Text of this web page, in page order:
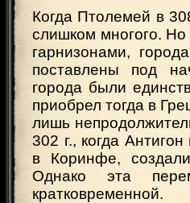
Когда Птолемей в
слишком многого. Но
гарнизонами,
поставлены под
города были
приобрел тогда в
лишь
302 г., когда
в Коринфе,
Однако эта
кратковременной.